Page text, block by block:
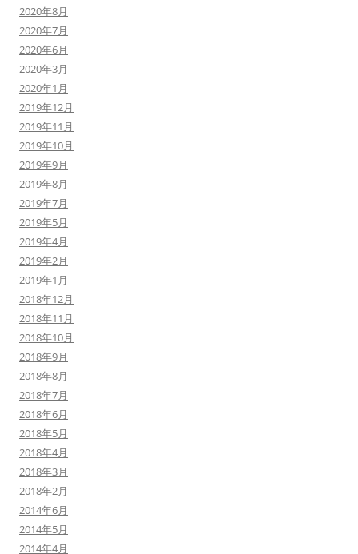
2020年8月
2020年7月
2020年6月
2020年3月
2020年1月
2019年12月
2019年11月
2019年10月
2019年9月
2019年8月
2019年7月
2019年5月
2019年4月
2019年2月
2019年1月
2018年12月
2018年11月
2018年10月
2018年9月
2018年8月
2018年7月
2018年6月
2018年5月
2018年4月
2018年3月
2018年2月
2014年6月
2014年5月
2014年4月